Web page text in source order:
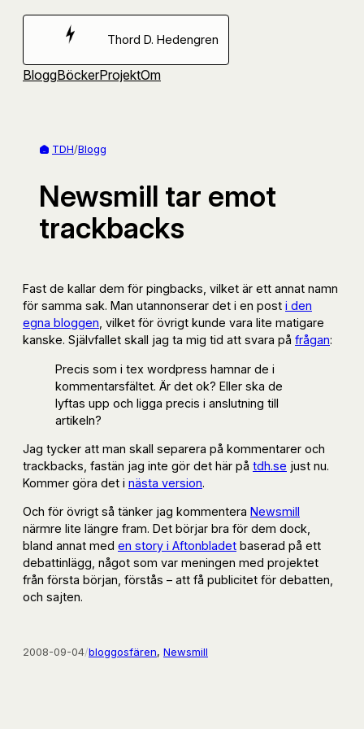
Hoppa
Thord D. Hedengren
BloggBöckerProjektOm
TDH/Blogg
Newsmill tar emot
trackbacks
Fast de kallar dem för pingbacks, vilket är ett annat namn
för samma sak. Man utannonserar det i en post i den
egna bloggen , vilket för övrigt kunde vara lite matigare
kanske. Självfallet skall jag ta mig tid att svara på frågan:
Precis som i tex wordpress hamnar de i
kommentarsfältet. Är det ok? Eller ska de
lyftas upp och ligga precis i anslutning till
artikeln?
Jag tycker att man skall separera på kommentarer och
trackbacks, fastän jag inte gör det här på tdh.se just nu.
Kommer göra det i nästa version.
Och för övrigt så tänker jag kommentera Newsmill
närmre lite längre fram. Det börjar bra för dem dock,
bland annat med en story i Aftonbladet baserad på ett
debattinlägg, något som var meningen med projektet
från första början, förstås – att få publicitet för debatten,
och sajten.
2008-09-04/bloggosfären, Newsmill